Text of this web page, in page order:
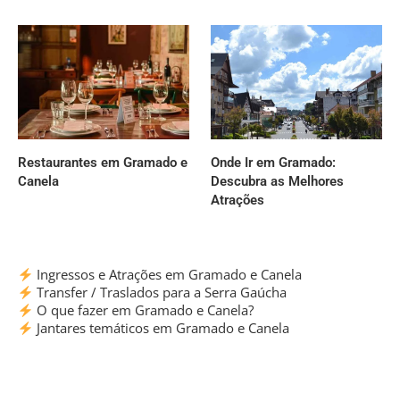
Restaurantes em Gramado e
Canela
Onde Ir em Gramado:
Descubra as Melhores
Atrações
Ingressos e Atrações em Gramado e Canela
Transfer / Traslados para a Serra Gaúcha
O que fazer em Gramado e Canela?
Jantares temáticos em Gramado e Canela